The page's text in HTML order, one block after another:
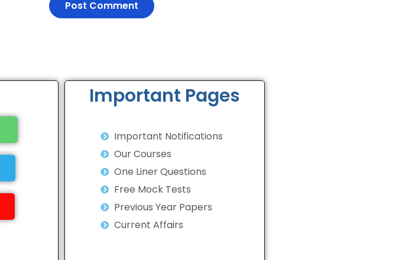
Important Pages
Important Notifications
Our Courses
One Liner Questions
Free Mock Tests
Previous Year Papers
Current Affairs